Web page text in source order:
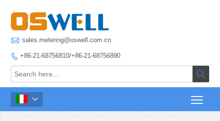
 sales.metering@oswell.com.cn
 +86-21-68756810/+86-21-68756890

